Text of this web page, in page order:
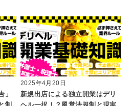
」
2025年4月20日
新規出店による独立開業はデリ